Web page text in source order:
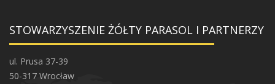
z
a
g
a
STOWARZYSZENIE ŻÓŁTY PARASOL I PARTNERZY
ul. Prusa 37-39
50-317 Wrocław